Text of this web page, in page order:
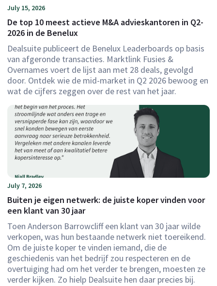
July 15, 2026
De top 10 meest actieve M&A advieskantoren in Q2-
2026 in de Benelux
Dealsuite publiceert de Benelux Leaderboards op basis
van afgeronde transacties. Marktlink Fusies &
Overnames voert de lijst aan met 28 deals, gevolgd
door. Ontdek wie de mid-market in Q2 2026 bewoog en
wat de cijfers zeggen over de rest van het jaar.
July 7, 2026
Buiten je eigen netwerk: de juiste koper vinden voor
een klant van 30 jaar
Toen Anderson Barrowcliff een klant van 30 jaar wilde
verkopen, was hun bestaande netwerk niet toereikend.
Om de juiste koper te vinden iemand, die de
geschiedenis van het bedrijf zou respecteren en de
overtuiging had om het verder te brengen, moesten ze
verder kijken. Zo hielp Dealsuite hen daar precies bij.